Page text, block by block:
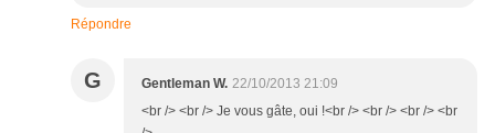
Répondre
G Gentleman W. 22/10/2013 21:09
<br /> <br /> Je vous gâte, oui !<br /> <br /> <br /> <br